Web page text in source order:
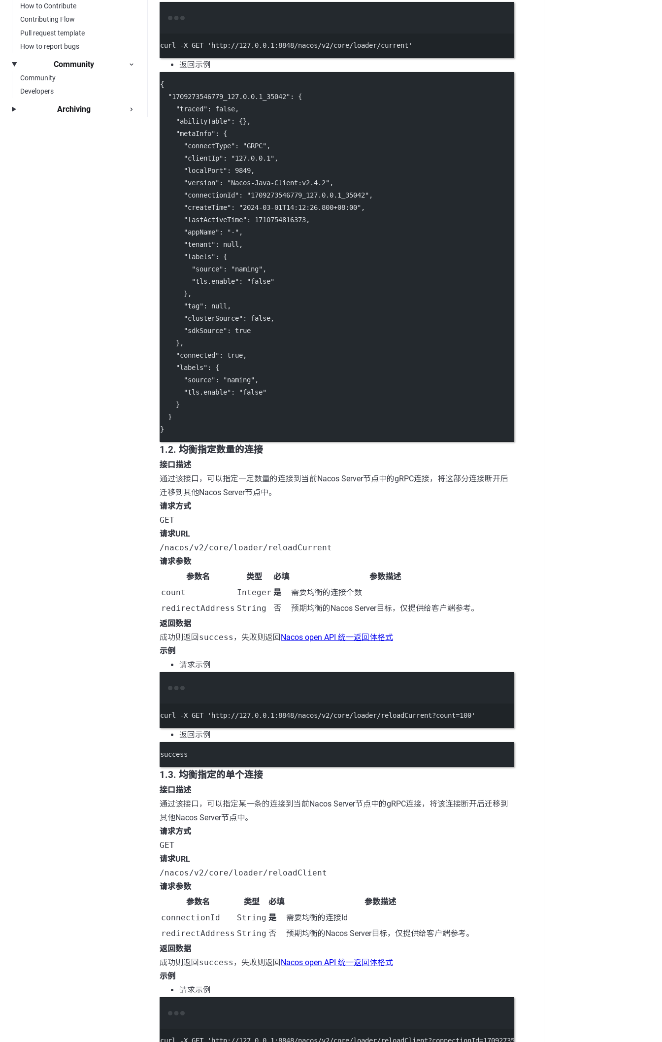
How to Contribute
Contributing Flow
Pull request template
How to report bugs
Community
Community
Developers
Archiving
curl -X GET 'http://127.0.0.1:8848/nacos/v2/core/loader/current'
返回示例
{
"1709273546779_127.0.0.1_35042" : {
"traced" : false,
"abilityTable" : {},
"metaInfo" : {
"connectType" : "GRPC" ,
"clientIp" : "127.0.0.1" ,
"localPort" : 9849,
"version" : "Nacos-Java-Client:v2.4.2" ,
"connectionId" : "1709273546779_127.0.0.1_35042" ,
"createTime" : "2024-03-01T14:12:26.800+08:00" ,
"lastActiveTime" : 1710754816373,
"appName" : "-" ,
"tenant" : null ,
"labels" : {
"source" : "naming" ,
"tls.enable" :
"false"
      },
"tag" : null ,
"clusterSource" : false,
"sdkSource" : true
    },
"connected" : true,
"labels" : {
"source" : "naming" ,
"tls.enable" :
"false"
    }
  }
}
1.2. 均衡指定数量的连接
接口描述
通过该接口，可以指定一定数量的连接到当前Nacos Server节点中的gRPC连接，将这部分连接断开后
迁移到其他Nacos Server节点中。
请求方式
GET
请求URL
/nacos/v2/core/loader/reloadCurrent
请求参数
参数名
类型 必填
参数描述
count
Integer 是
需要均衡的连接个数
redirectAddress String 否
预期均衡的Nacos Server目标，仅提供给客户端参考。
返回数据
成功则返回 success ，失败则返回 Nacos open API 统一返回体格式
示例
请求示例
curl -X GET 'http://127.0.0.1:8848/nacos/v2/core/loader/reloadCurrent?count=100'
返回示例
success
1.3. 均衡指定的单个连接
接口描述
通过该接口，可以指定某一条的连接到当前Nacos Server节点中的gRPC连接，将该连接断开后迁移到
其他Nacos Server节点中。
请求方式
GET
请求URL
/nacos/v2/core/loader/reloadClient
请求参数
参数名
类型 必填
参数描述
connectionId
String 是
需要均衡的连接Id
redirectAddress String 否
预期均衡的Nacos Server目标，仅提供给客户端参考。
返回数据
成功则返回 success ，失败则返回 Nacos open API 统一返回体格式
示例
请求示例